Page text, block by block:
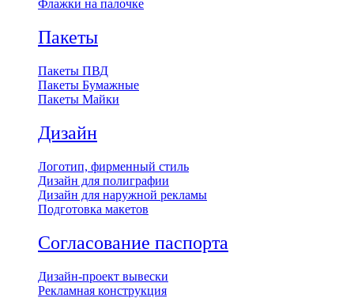
Флажки на палочке
Пакеты
Пакеты ПВД
Пакеты Бумажные
Пакеты Майки
Дизайн
Логотип, фирменный стиль
Дизайн для полиграфии
Дизайн для наружной рекламы
Подготовка макетов
Согласование паспорта
Дизайн-проект вывески
Рекламная конструкция